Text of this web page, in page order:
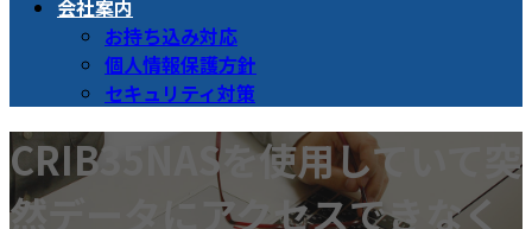
会社案内
お持ち込み対応
個人情報保護方針
セキュリティ対策
CRIB35NASを使用していて突
然データにアクセスできなく